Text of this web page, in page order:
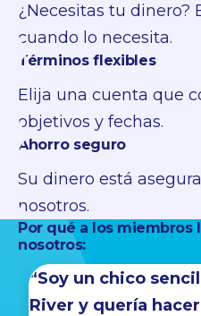
¿Necesitas tu dinero?
cuando lo necesita.
Términos flexibles
Elija una cuenta que
objetivos y fechas.
Ahorro seguro
Su dinero está
nosotros.
Por qué a los miembros
nosotros:
“Soy un chico
River y quería